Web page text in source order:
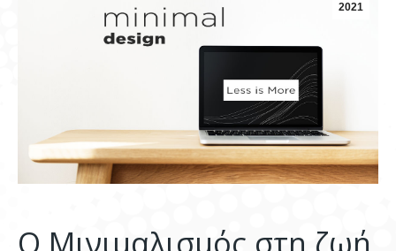
2021
Ο Μινιμαλισμός στη ζωή